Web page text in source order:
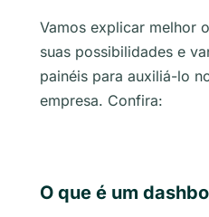
Vamos explicar melhor
suas possibilidades e
painéis para auxiliá-lo
empresa. Confira:
O que é um